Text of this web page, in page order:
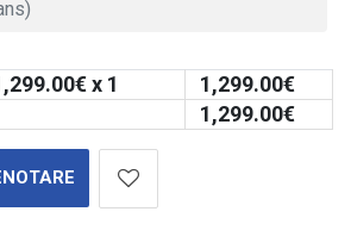
€ x 1 1,299.00€
1,299.00€